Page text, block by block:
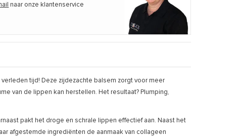
naar onze klantenservice
tijd! Deze zijdezachte balsem zorgt voor meer
van de lippen kan herstellen. Het resultaat? Plumping,
pakt het droge en schrale lippen effectief aan. Naast het
afgestemde ingrediënten de aanmaak van collageen